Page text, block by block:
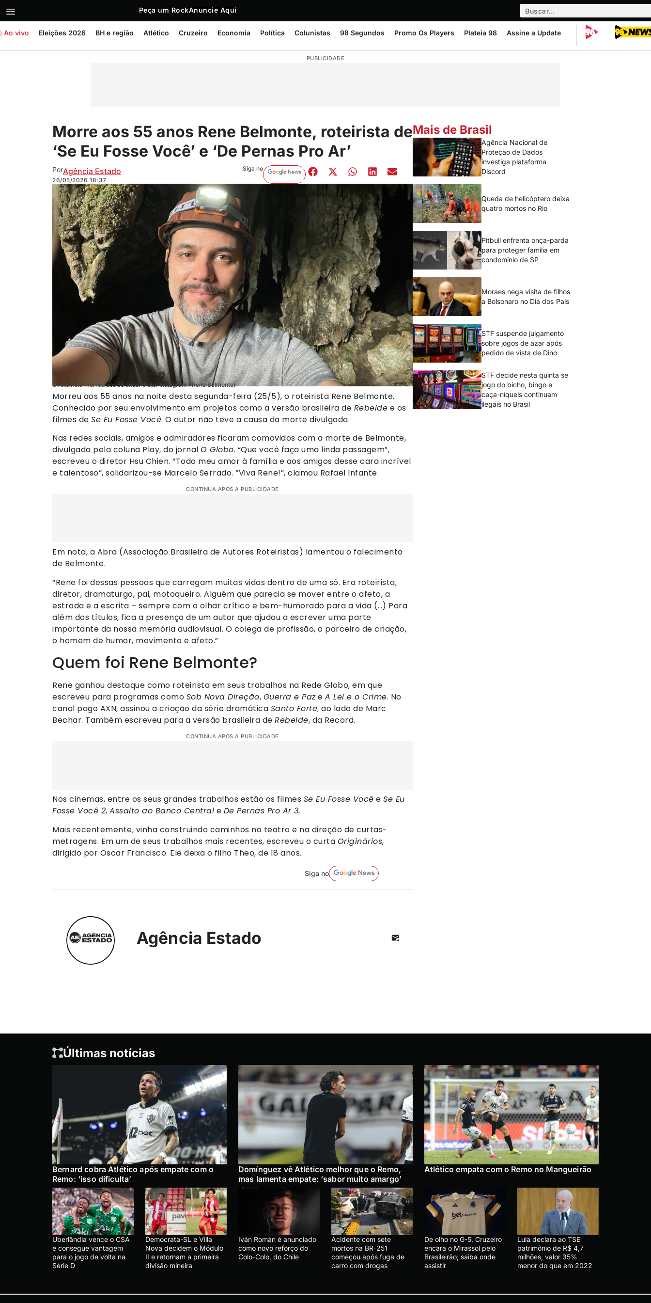
Peça um RockAnuncie Aqui
Ao vivo Eleições 2026 BH e região Atlético Cruzeiro Economia Política Colunistas 98 Segundos Promo Os Players Plateia 98 Assine a Update
PUBLICIDADE
Morre aos 55 anos Rene Belmonte, roteirista de
‘Se Eu Fosse Você’ e ‘De Pernas Pro Ar’
PorAgência Estado
26/05/2026 18:37
Siga no
O roteirista morreu aos 55 anos. (Foto: Instagram / Rene Belmonte)
Morreu aos 55 anos na noite desta segunda-feira (25/5), o roteirista Rene Belmonte.
Conhecido por seu envolvimento em projetos como a versão brasileira de Rebelde e os
filmes de Se Eu Fosse Você. O autor não teve a causa da morte divulgada.
Nas redes sociais, amigos e admiradores ficaram comovidos com a morte de Belmonte,
divulgada pela coluna Play, do jornal O Globo. “Que você faça uma linda passagem”,
escreveu o diretor Hsu Chien. “Todo meu amor à família e aos amigos desse cara incrível
e talentoso”, solidarizou-se Marcelo Serrado. “Viva Rene!”, clamou Rafael Infante.
CONTINUA APÓS A PUBLICIDADE
Em nota, a Abra (Associação Brasileira de Autores Roteiristas) lamentou o falecimento
de Belmonte.
“Rene foi dessas pessoas que carregam muitas vidas dentro de uma só. Era roteirista,
diretor, dramaturgo, pai, motoqueiro. Alguém que parecia se mover entre o afeto, a
estrada e a escrita – sempre com o olhar crítico e bem-humorado para a vida (…) Para
além dos títulos, fica a presença de um autor que ajudou a escrever uma parte
importante da nossa memória audiovisual. O colega de profissão, o parceiro de criação,
o homem de humor, movimento e afeto.”
Quem foi Rene Belmonte?
Rene ganhou destaque como roteirista em seus trabalhos na Rede Globo, em que
escreveu para programas como Sob Nova Direção, Guerra e Paze A Lei e o Crime. No
canal pago AXN, assinou a criação da série dramática Santo Forte, ao lado de Marc
Bechar. Também escreveu para a versão brasileira de Rebelde, da Record.
CONTINUA APÓS A PUBLICIDADE
Nos cinemas, entre os seus grandes trabalhos estão os filmes Se Eu Fosse Você e Se Eu
Fosse Você 2, Assalto ao Banco Central e De Pernas Pro Ar 3.
Mais recentemente, vinha construindo caminhos no teatro e na direção de curtas-
metragens. Em um de seus trabalhos mais recentes, escreveu o curta Originários,
dirigido por Oscar Francisco. Ele deixa o filho Theo, de 18 anos.
Siga no
Agência Estado
Mais de Brasil
Agência Nacional de
Proteção de Dados
investiga plataforma
Discord
Queda de helicóptero deixa
quatro mortos no Rio
Pitbull enfrenta onça-parda
para proteger família em
condomínio de SP
Moraes nega visita de filhos
a Bolsonaro no Dia dos Pais
STF suspende julgamento
sobre jogos de azar após
pedido de vista de Dino
STF decide nesta quinta se
jogo do bicho, bingo e
caça-níqueis continuam
ilegais no Brasil
Últimas notícias
Bernard cobra Atlético após empate com o
Remo: ‘isso dificulta’
Domínguez vê Atlético melhor que o Remo,
mas lamenta empate: ‘sabor muito amargo’
Atlético empata com o Remo no Mangueirão
Uberlândia vence o CSA
e consegue vantagem
para o jogo de volta na
Série D
Democrata-SL e Villa
Nova decidem o Módulo
II e retornam a primeira
divisão mineira
Iván Román é anunciado
como novo reforço do
Colo-Colo, do Chile
Acidente com sete
mortos na BR-251
começou após fuga de
carro com drogas
De olho no G-5, Cruzeiro
encara o Mirassol pelo
Brasileirão; saiba onde
assistir
Lula declara ao TSE
patrimônio de R$ 4,7
milhões, valor 35%
menor do que em 2022